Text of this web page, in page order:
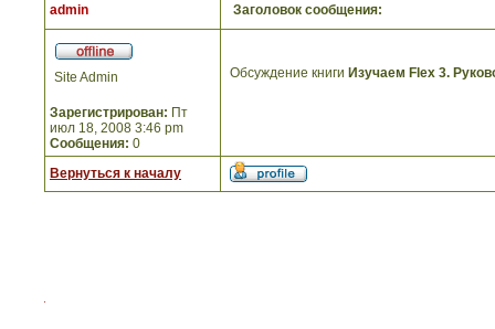
admin
Заголовок сообщения:
Site Admin
Зарегистрирован: Пт
июл 18, 2008 3:46 pm
Сообщения: 0
Обсуждение книги Изучаем Flex 3.
Вернуться к началу